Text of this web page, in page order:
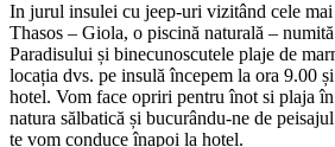
In jurul insulei cu jeep-uri vizitând cele
Thasos – Giola, o piscină naturală –
Paradisului și binecunoscutele plaje de
locația dvs. pe insulă începem la ora 9.00
hotel. Vom face opriri pentru înot si plaja
natura sălbatică și bucurându-ne de
te vom conduce înapoi la hotel.